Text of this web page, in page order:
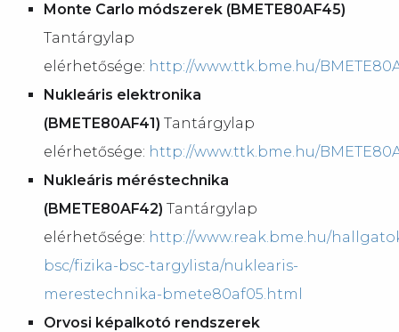
Monte Carlo módszerek (BMETE80AF45)
Tantárgylap
elérhetősége: http://www.ttk.bme.hu/
Nukleáris elektronika
(BMETE80AF41) Tantárgylap
elérhetősége: http://www.ttk.bme.hu/
Nukleáris méréstechnika
(BMETE80AF42) Tantárgylap
elérhetősége: http://www.reak.bme.hu/
bsc/fizika-bsc-targylista/nuklearis-
merestechnika-bmete80af05.html
Orvosi képalkotó rendszerek